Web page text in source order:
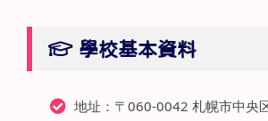
學校基本資料
地址：〒060-0042 札幌市中央